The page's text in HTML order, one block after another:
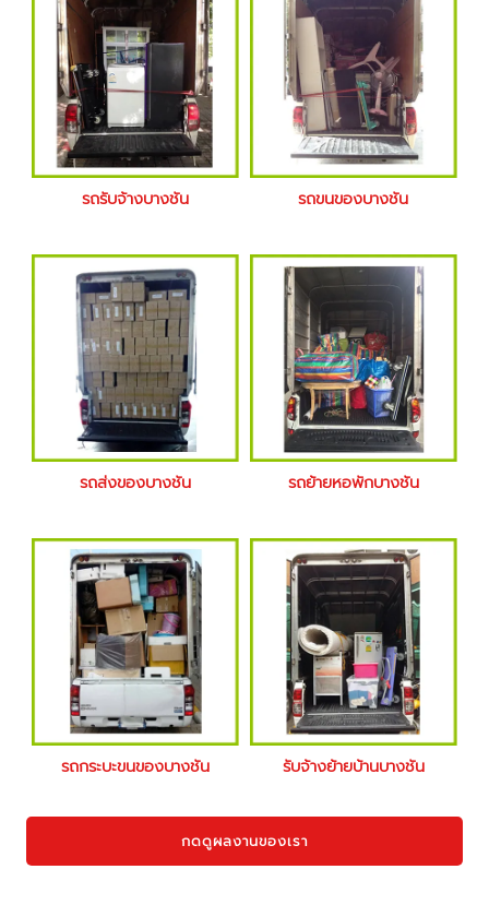
รถรับจ้างบางชัน รถขนของบางชัน
รถส่งของบางชัน รถย้ายหอพักบางชัน
รถกระบะขนของบางชัน รับจ้างย้ายบ้านบางชัน
กดดูผลงานของเรา